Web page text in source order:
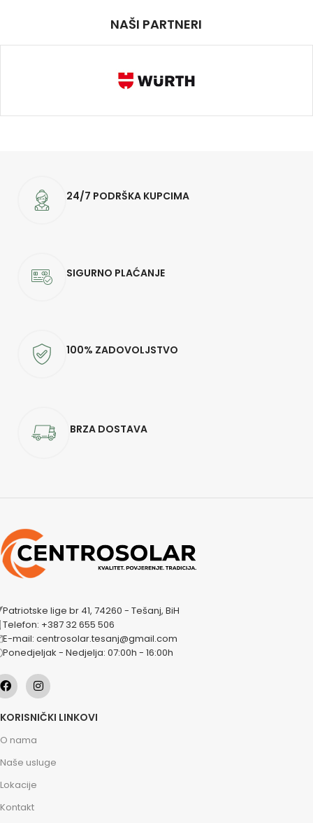
NAŠI PARTNERI
24/7 PODRŠKA KUPCIMA
SIGURNO PLAĆANJE
100% ZADOVOLJSTVO
BRZA DOSTAVA
Patriotske lige br 41, 74260 - Tešanj, BiH
Telefon: +387 32 655 506
E-mail: centrosolar.tesanj@gmail.com
Ponedjeljak - Nedjelja: 07:00h - 16:00h
KORISNIČKI LINKOVI
O nama
Naše usluge
Lokacije
Kontakt